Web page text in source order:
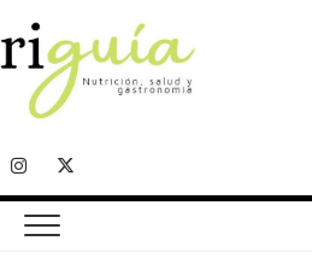
Instagram
Twitter
Telegram
(Desde
2002)